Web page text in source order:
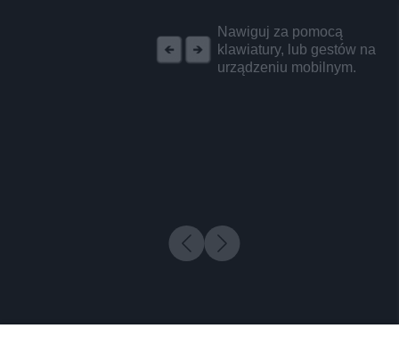
Nawiguj za pomocą
klawiatury, lub gestów na
urządzeniu mobilnym.